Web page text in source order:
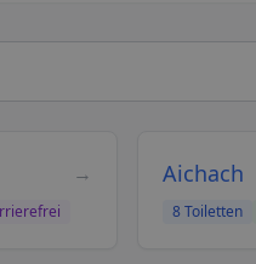
→ Aichach
8Toiletten